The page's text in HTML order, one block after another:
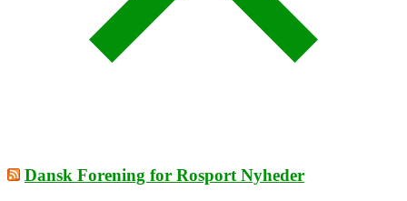
Dansk Forening for Rosport Nyheder